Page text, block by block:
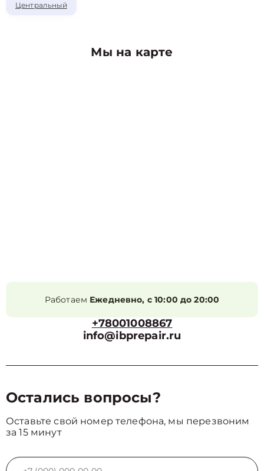
Центральный
Мы на карте
Работаем Ежедневно, с 10:00 до 20:00
+78001008867
info@ibprepair.ru
Остались вопросы?
Оставьте свой номер телефона, мы перезвоним
за 15 минут